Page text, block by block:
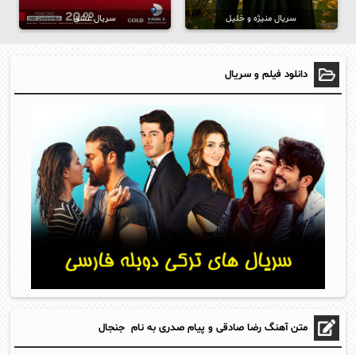
سریال منیژه و خلیل سریال عشق
دانلود فیلم و سریال
متن آهنگ رضا صادقی و پیام صدری به نام جنجال